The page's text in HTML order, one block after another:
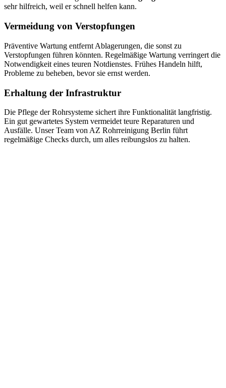
sehr hilfreich, weil er schnell helfen kann.
Vermeidung von Verstopfungen
Präventive Wartung entfernt Ablagerungen, die sonst zu
Verstopfungen führen könnten. Regelmäßige Wartung verringert die
Notwendigkeit eines teuren Notdienstes. Frühes Handeln hilft,
Probleme zu beheben, bevor sie ernst werden.
Erhaltung der Infrastruktur
Die Pflege der Rohrsysteme sichert ihre Funktionalität langfristig.
Ein gut gewartetes System vermeidet teure Reparaturen und
Ausfälle. Unser Team von AZ Rohrreinigung Berlin führt
regelmäßige Checks durch, um alles reibungslos zu halten.